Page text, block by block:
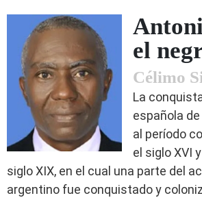
el
Célimo
La
española
al período
el siglo XVI
siglo XIX, en el cual una parte del
argentino fue conquistado y